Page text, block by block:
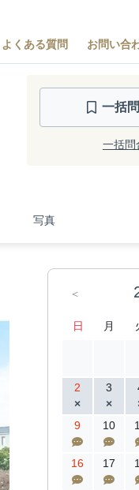
よくある質問 お問い合
一括
一括問
写真
＜
日 月
2 3
9 10
16 17